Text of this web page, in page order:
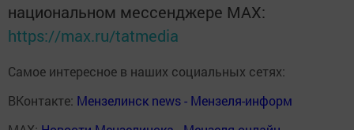
национальном мессенджере MАХ:
https://max.ru/tatmedia
Самое интересное в наших социальных сетях:
ВКонтакте: Мензелинск news - Мензеля-информ